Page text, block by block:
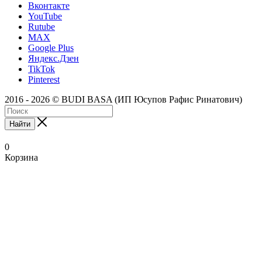
Вконтакте
YouTube
Rutube
MAX
Google Plus
Яндекс.Дзен
TikTok
Pinterest
2016 - 2026 © BUDI BASA (ИП Юсупов Рафис Ринатович)
Найти
0
Корзина